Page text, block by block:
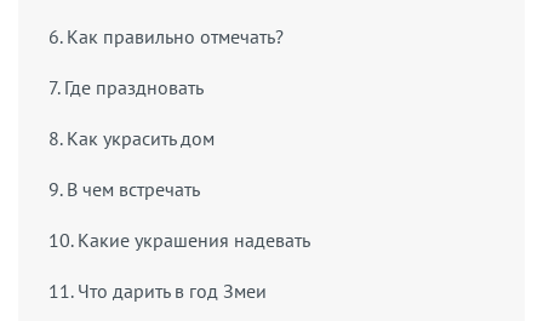
6. Как правильно отмечать?
7. Где праздновать
8. Как украсить дом
9. В чем встречать
10. Какие украшения надевать
11. Что дарить в год Змеи